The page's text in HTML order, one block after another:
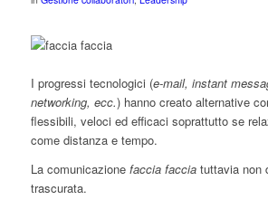
I progressi tecnologici (e-mail, instant
networking, ecc.) hanno creato alternative
flessibili, veloci ed efficaci soprattutto se
come distanza e tempo.
La comunicazione faccia facciatuttavia non
trascurata.